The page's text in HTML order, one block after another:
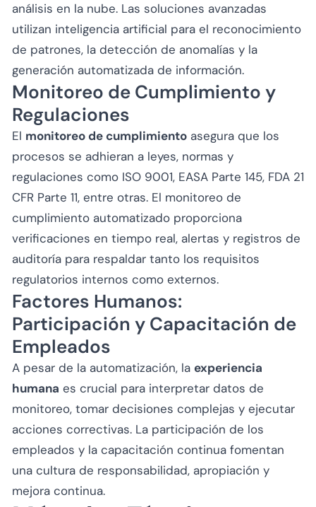
análisis en la nube. Las soluciones avanzadas
utilizan inteligencia artificial para el reconocimiento
de patrones, la detección de anomalías y la
generación automatizada de información.
Monitoreo de Cumplimiento y
Regulaciones
El monitoreo de cumplimiento asegura que los
procesos se adhieran a leyes, normas y
regulaciones como ISO 9001, EASA Parte 145, FDA 21
CFR Parte 11, entre otras. El monitoreo de
cumplimiento automatizado proporciona
verificaciones en tiempo real, alertas y registros de
auditoría para respaldar tanto los requisitos
regulatorios internos como externos.
Factores Humanos:
Participación y Capacitación de
Empleados
A pesar de la automatización, la experiencia
humana es crucial para interpretar datos de
monitoreo, tomar decisiones complejas y ejecutar
acciones correctivas. La participación de los
empleados y la capacitación continua fomentan
una cultura de responsabilidad, apropiación y
mejora continua.